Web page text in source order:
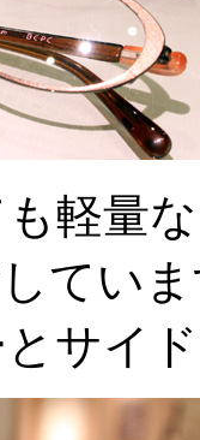
軽量
てい
サイ